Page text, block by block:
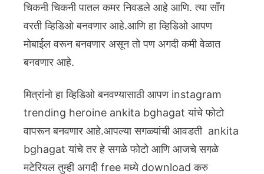
चिकनी चिकनी पातल कमर निवडले आहे आणि. त्या साँग
वरती व्हिडिओ बनवणार आहे.आणि हा व्हिडिओ आपण
मोबाईल वरून बनवणार असून तो पण अगदी कमी वेळात
बनवणार आहे.
मित्रांनो हा व्हिडिओ बनवण्यासाठी आपण instagram
trending heroine ankita bghagat यांचे फोटो
वापरून बनवणार आहे.आपल्या सगळ्यांची आवडती ankita
bghagat यांचे तर हे सगळे फोटो आणि आजचे सगळे
मटेरियल तुम्ही अगदी free मध्ये download करु